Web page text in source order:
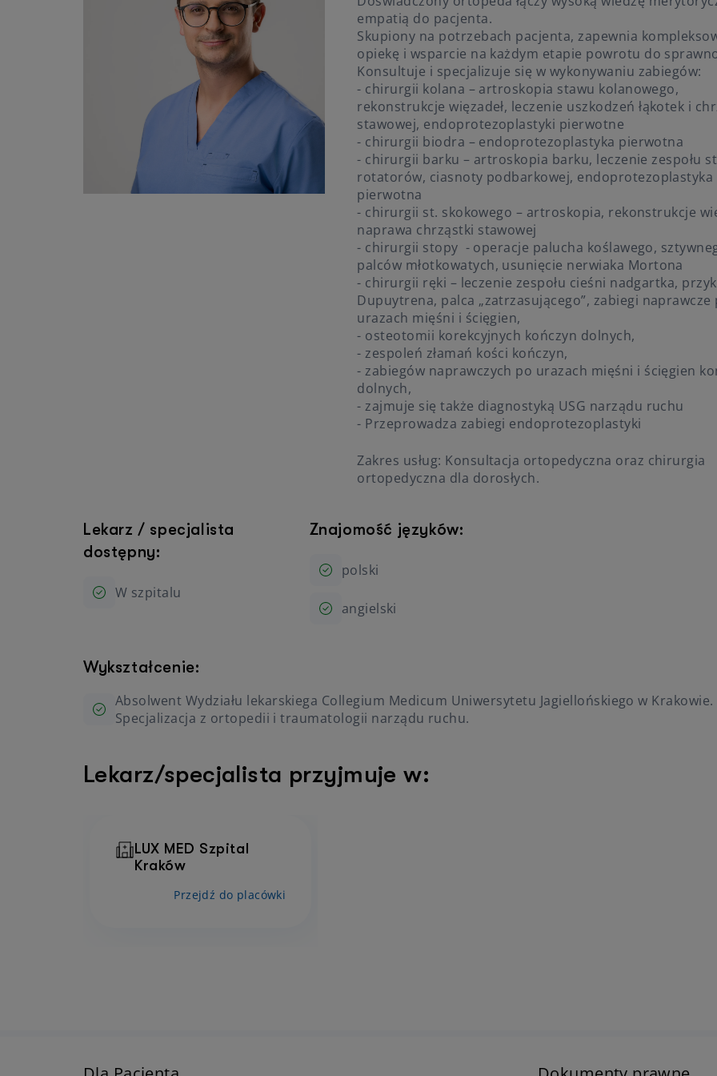
empatią do pacjenta.
Skupiony na potrzebach pacjenta, zapewnia
opiekę i wsparcie na każdym etapie powrotu do
Konsultuje i specjalizuje się w wykonywaniu zabiegów:
- chirurgii kolana – artroskopia stawu kolanowego,
rekonstrukcje więzadeł, leczenie uszkodzeń łąkotek i
stawowej, endoprotezoplastyki pierwotne
- chirurgii biodra – endoprotezoplastyka pierwotna
- chirurgii barku – artroskopia barku, leczenie zespołu
rotatorów, ciasnoty podbarkowej, endoprotezoplastyka
pierwotna
- chirurgii st. skokowego – artroskopia, rekonstrukcje
naprawa chrząstki stawowej
- chirurgii stopy - operacje palucha koślawego,
palców młotkowatych, usunięcie nerwiaka Mortona
- chirurgii ręki – leczenie zespołu cieśni nadgartka,
Dupuytrena, palca „zatrzasującego”, zabiegi naprawcze
urazach mięśni i ścięgien,
- osteotomii korekcyjnych kończyn dolnych,
- zespoleń złamań kości kończyn,
- zabiegów naprawczych po urazach mięśni i ścięgien
dolnych,
- zajmuje się także diagnostyką USG narządu ruchu
- Przeprowadza zabiegi endoprotezoplastyki
Zakres usług: Konsultacja ortopedyczna oraz chirurgia
ortopedyczna dla dorosłych.
Lekarz / specjalista
dostępny:
W szpitalu
Znajomość języków:
polski
angielski
Wykształcenie:
Absolwent Wydziału lekarskiega Collegium Medicum Uniwersytetu Jagiellońskiego w Krakowie.
Specjalizacja z ortopedii i traumatologii narządu ruchu.
Lekarz/specjalista przyjmuje w:
LUX MED Szpital
Kraków
Przejdź do placówki